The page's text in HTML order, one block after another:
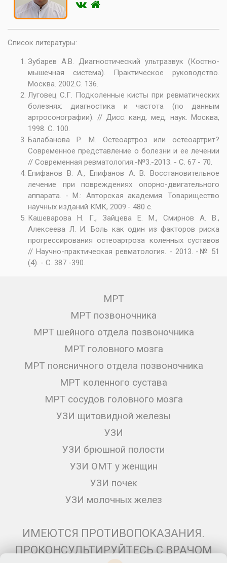
Список литературы:
Зубарев А.В. Диагностический ультразвук (Костно-
мышечная система). Практическое руководство.
Москва. 2002.С. 136.
Луговец С.Г. Подколенные кисты при ревматических
болезнях: диагностика и частота (по данным
артросонографии). // Дисс. канд. мед. наук. Москва,
1998. С. 100.
Балабанова Р. М. Остеоартроз или остеоартрит?
Современное представление о болезни и ее лечении
// Современная ревматология.-№3.-2013. - С. 67 - 70.
Епифанов В. А., Епифанов А. В. Восстановительное
лечение при повреждениях опорно-двигательного
аппарата. - М.: Авторская академия. Товарищество
научных изданий КМК, 2009.- 480 с.
Кашеварова Н. Г., Зайцева Е. М., Смирнов А. В.,
Алексеева Л. И. Боль как один из факторов риска
прогрессирования остеоартроза коленных суставов
// Научно-практическая ревматология. - 2013. -№ 51
(4). - С. 387 -390.
МРТ
МРТ позвоночника
МРТ шейного отдела позвоночника
МРТ головного мозга
МРТ поясничного отдела позвоночника
МРТ коленного сустава
МРТ сосудов головного мозга
УЗИ щитовидной железы
УЗИ
УЗИ брюшной полости
УЗИ ОМТ у женщин
УЗИ почек
УЗИ молочных желез
ИМЕЮТСЯ ПРОТИВОПОКАЗАНИЯ.
ПРОКОНСУЛЬТИРУЙТЕСЬ С ВРАЧОМ